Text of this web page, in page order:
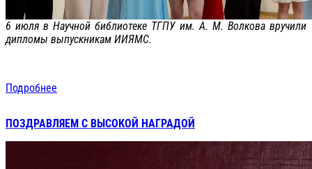
6 июля в Научной библиотеке ТГПУ им. А. М. Волкова вручили
дипломы выпускникам ИИЯМС.
Подробнее
ПОЗДРАВЛЯЕМ С ВЫСОКОЙ НАГРАДОЙ